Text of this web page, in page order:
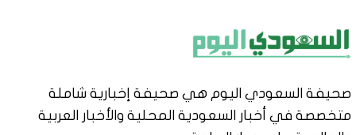
صحيفة السعودي اليوم هي صحيفة إخبارية شاملة
متخصصة في أخبار السعودية المحلية والأخبار العربية